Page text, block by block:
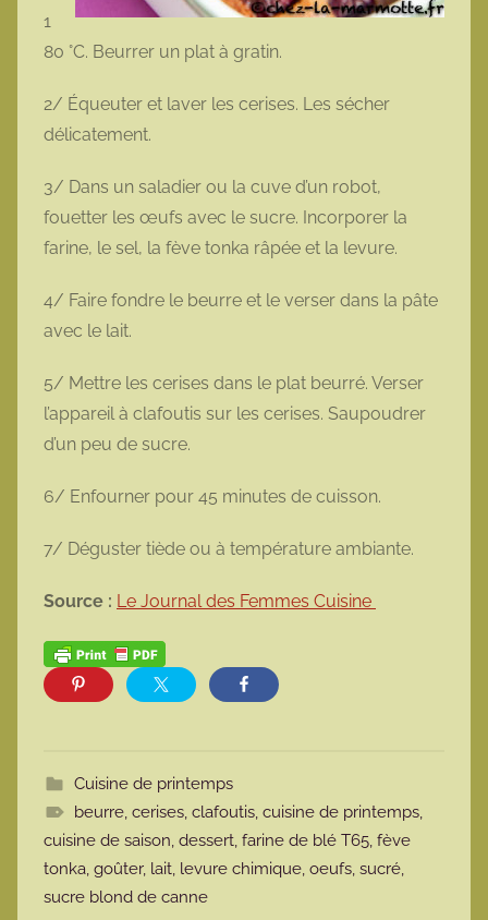
1
80 °C. Beurrer un plat à gratin.
2/ Équeuter et laver les cerises. Les sécher
délicatement.
3/ Dans un saladier ou la cuve d’un robot,
fouetter les œufs avec le sucre. Incorporer la
farine, le sel, la fève tonka râpée et la levure.
4/ Faire fondre le beurre et le verser dans la pâte
avec le lait.
5/ Mettre les cerises dans le plat beurré. Verser
l’appareil à clafoutis sur les cerises. Saupoudrer
d’un peu de sucre.
6/ Enfourner pour 45 minutes de cuisson.
7/ Déguster tiède ou à température ambiante.
Source : Le Journal des Femmes Cuisine
Cuisine de printemps
beurre, cerises, clafoutis, cuisine de printemps,
cuisine de saison, dessert, farine de blé T65, fève
tonka, goûter, lait, levure chimique, oeufs, sucré,
sucre blond de canne